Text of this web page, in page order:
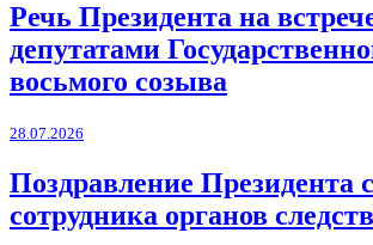
Речь Президента на
депутатами
восьмого созыва
28.07.2026
Поздравление Президента
сотрудника органов